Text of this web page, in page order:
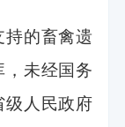
的畜禽遗
，未经国务
级人民政府